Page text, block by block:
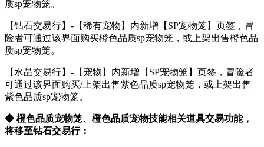
质sp宠物笼。
【钻石交易行】-【稀有宠物】内新增【SP宠物笼】页签，冒
险者可通过该界面购买橙色品质sp宠物笼，或上架出售橙色品
质sp宠物笼。
【水晶交易行】-【宠物】内新增【SP宠物笼】页签，冒险者
可通过该界面购买/上架出售紫色品质sp宠物笼，或上架出售
紫色品质sp宠物笼。
◆ 橙色品质宠物笼、橙色品质宠物技能相关道具交易功能，
将移至钻石交易行：